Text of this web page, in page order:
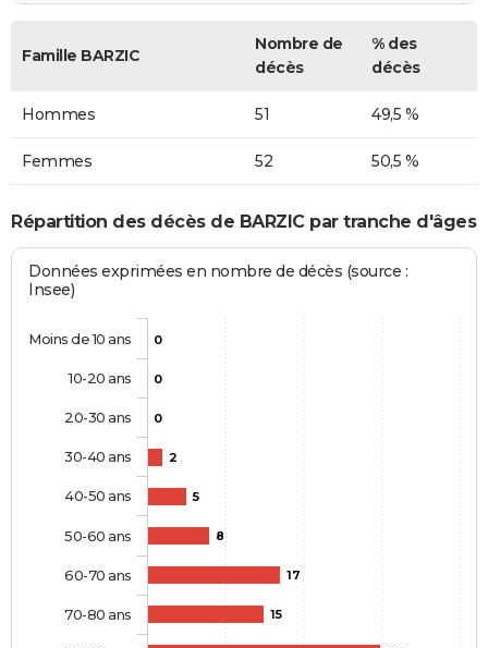
Famille BARZIC
Nombre de
décès
% des
décès
Hommes 51 49,5 %
Femmes 52 50,5 %
Répartition des décès de BARZIC par tranche d'âges
Données exprimées en nombre de décès (source :
Insee)
0
0
0
2
5
8
17
15
Moins de 10 ans
10-20 ans
20-30 ans
30-40 ans
40-50 ans
50-60 ans
60-70 ans
70-80 ans